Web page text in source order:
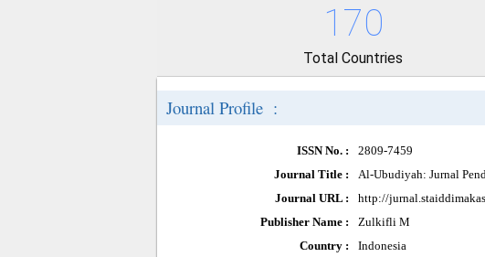
170
Total Countries
Journal Profile :
ISSN No. :
2809-7459
Journal Title :
Al-Ubudiyah: Jurnal
Journal URL :
http://
Publisher Name :
Zulkifli M
Country :
Indonesia